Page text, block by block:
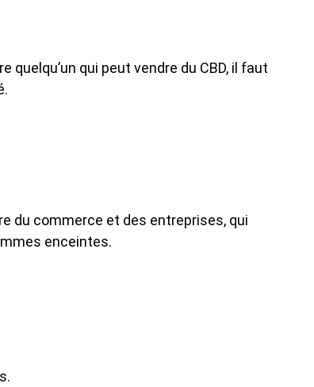
qui peut vendre du CBD, il faut
du commerce et des entreprises, qui
enceintes.